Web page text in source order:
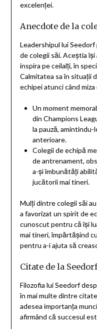
excelenței.
Anecdote de la
Leadershipul lui
de colegii săi. Aceștia
inspira pe ceilalți, în
Calmitatea sa în situații
echipei atunci când miza
Un moment
din Champions
la pauză,
anterioare.
Colegii de echipă
de antrenament,
a-și îmbunătăți
jucătorii mai tineri.
Mulți dintre colegii săi
a favorizat un spirit de
cunoscut pentru că își
mai tineri, împărtășind
pentru a-i ajuta să
Citate de la Seedorf
Filozofia lui Seedorf
în mai multe dintre
adesea importanța
afirmând că succesul